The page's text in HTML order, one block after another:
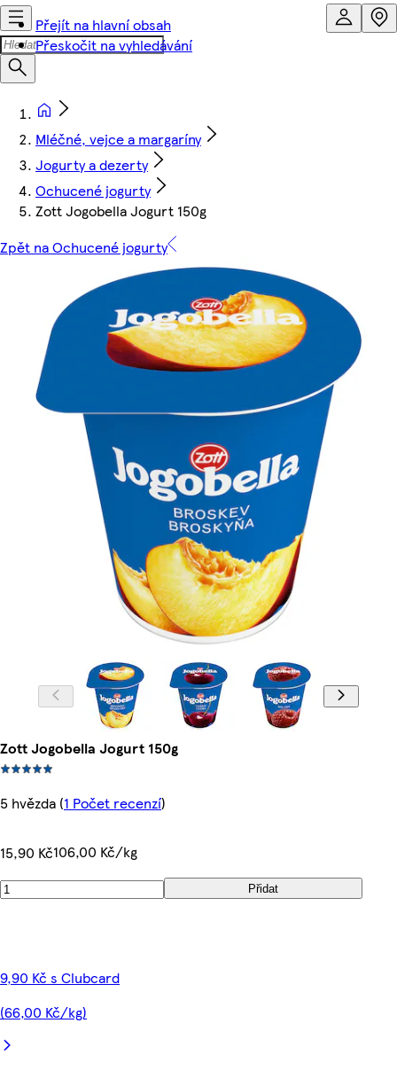
Přejít na hlavní obsah
Přeskočit na vyhledávání
Mléčné, vejce a margaríny
Jogurty a dezerty
Ochucené jogurty
Zott Jogobella Jogurt 150g
Zpět na Ochucené jogurty
Zott Jogobella Jogurt 150g
5 hvězda (1 Počet recenzí)
15,90 Kč106,00 Kč/kg
Přidat
9,90 Kč s Clubcard
(66,00 Kč/kg)